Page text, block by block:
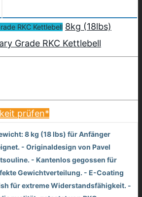
RKC Kettlebell 8kg (18lbs)
Grade RKC Kettlebell
prüfen*
8 kg (18 lbs) für Anfänger
- Originaldesign von Pavel
- Kantenlos gegossen für
Gewichtverteilung. - E-Coating
für extreme Widerstandsfähigkeit. -